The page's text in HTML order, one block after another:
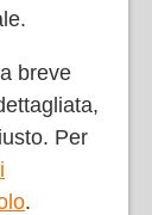
breve
Per
.